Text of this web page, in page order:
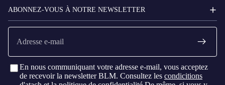
ABONNEZ-VOUS À NOTRE NEWSLETTER
E-
mail
En nous communiquant votre adresse e-mail, vous acceptez
de recevoir la newsletter BLM. Consultez les condicitions